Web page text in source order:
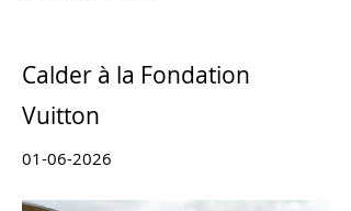
Calder à la Fondation
Vuitton
01-06-2026